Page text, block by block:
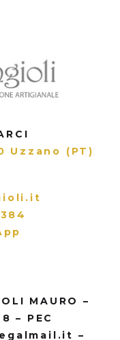
Uzzano (PT)
MAURO –
– PEC
–